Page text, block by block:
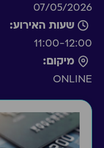
07/05/2026
שעות האירוע:
11:00-12:00
מיקום:
ONLINE